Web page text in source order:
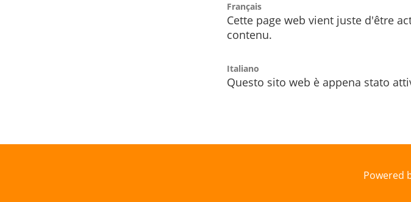
Français
Cette page web vient juste d'être
contenu.
Italiano
Questo sito web è appena stato
Powered